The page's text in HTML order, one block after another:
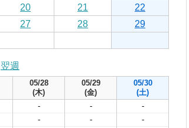
20 21
22
27 28
29
翌週
05/28
(木)
05/29
(金)
05/30
(土)
- -
-
- -
-